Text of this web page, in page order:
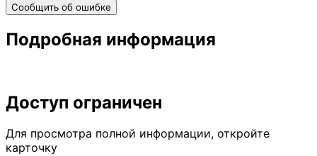
Сообщить об ошибке
Подробная информация
Доступ ограничен
Для просмотра полной информации, откройте
карточку